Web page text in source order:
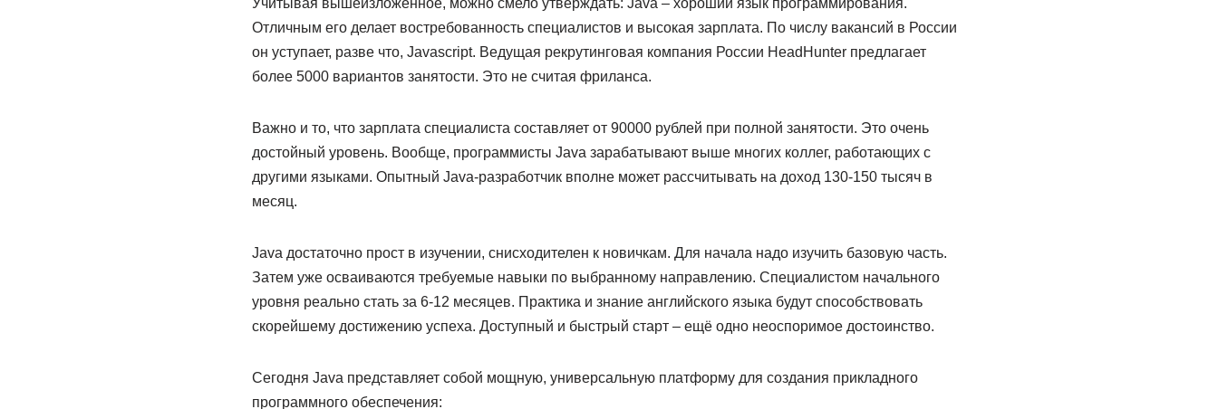
Учитывая вышеизложенное, можно смело утверждать: Java – хороший язык программирования.
Отличным его делает востребованность специалистов и высокая зарплата. По числу вакансий в России
он уступает, разве что, Javascript. Ведущая рекрутинговая компания России HeadHunter предлагает
более 5000 вариантов занятости. Это не считая фриланса.
Важно и то, что зарплата специалиста составляет от 90000 рублей при полной занятости. Это очень
достойный уровень. Вообще, программисты Java зарабатывают выше многих коллег, работающих с
другими языками. Опытный Java-разработчик вполне может рассчитывать на доход 130-150 тысяч в
месяц.
Java достаточно прост в изучении, снисходителен к новичкам. Для начала надо изучить базовую часть.
Затем уже осваиваются требуемые навыки по выбранному направлению. Специалистом начального
уровня реально стать за 6-12 месяцев. Практика и знание английского языка будут способствовать
скорейшему достижению успеха. Доступный и быстрый старт – ещё одно неоспоримое достоинство.
Сегодня Java представляет собой мощную, универсальную платформу для создания прикладного
программного обеспечения: